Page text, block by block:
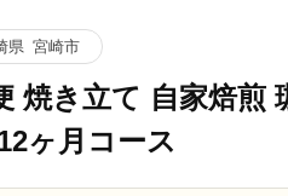
県 宮崎市
焼き立て 自家焙煎
ヶ月コース